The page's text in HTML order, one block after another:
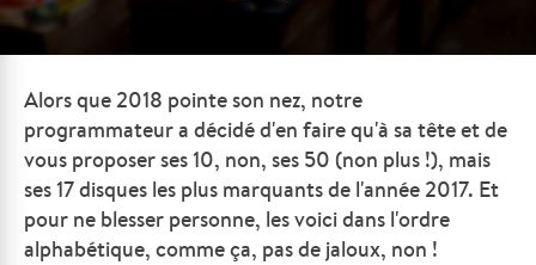
Alors que 2018 pointe son nez, notre
programmateur a décidé d'en faire qu'à sa tête et de
vous proposer ses 10, non, ses 50 (non plus !), mais
ses 17 disques les plus marquants de l'année 2017. Et
pour ne blesser personne, les voici dans l'ordre
alphabétique, comme ça, pas de jaloux, non !